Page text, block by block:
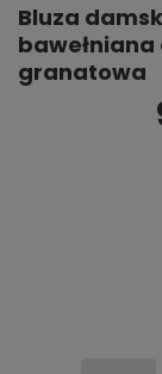
Bluza
granatowa